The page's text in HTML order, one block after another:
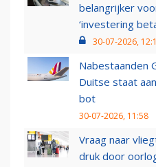
belangrijker
‘investering
30-07-2026,
Nabestaanden
Duitse staat
bot
30-07-2026, 11:58
Vraag naar
druk door